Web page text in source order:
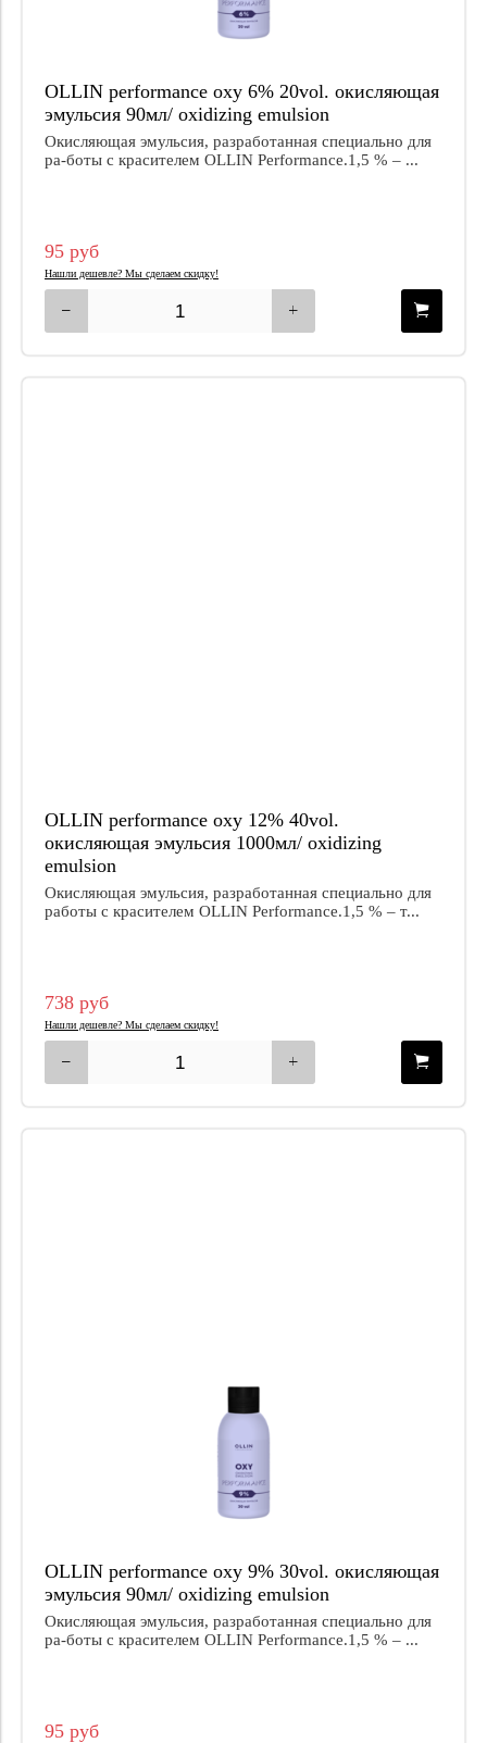
OLLIN performance oxy 6% 20vol. окисляющая
эмульсия 90мл/ oxidizing emulsion
Окисляющая эмульсия, разработанная специально для
ра-боты с красителем OLLIN Performance.1,5 % – ...
95 руб
Нашли дешевле? Мы сделаем скидку!
OLLIN performance oxy 12% 40vol.
окисляющая эмульсия 1000мл/ oxidizing
emulsion
Окисляющая эмульсия, разработанная специально для
работы с красителем OLLIN Performance.1,5 % – т...
738 руб
Нашли дешевле? Мы сделаем скидку!
OLLIN performance oxy 9% 30vol. окисляющая
эмульсия 90мл/ oxidizing emulsion
Окисляющая эмульсия, разработанная специально для
ра-боты с красителем OLLIN Performance.1,5 % – ...
95 руб